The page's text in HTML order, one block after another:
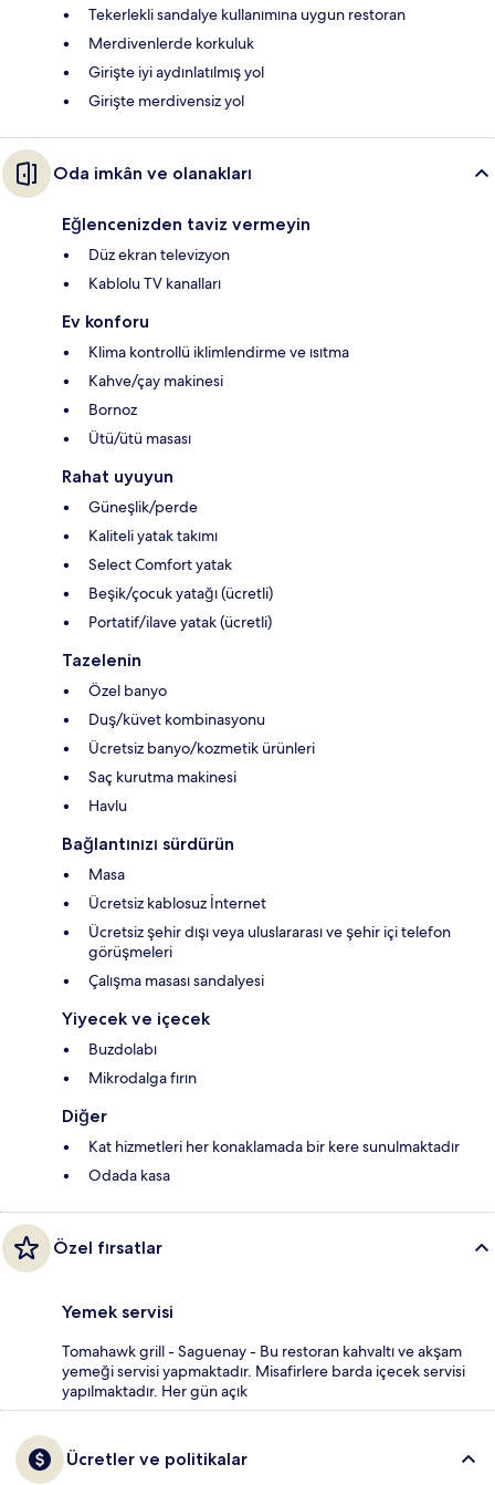
Tekerlekli sandalye kullanımına uygun restoran
Merdivenlerde korkuluk
Girişte iyi aydınlatılmış yol
Girişte merdivensiz yol
Oda imkân ve olanakları
Eğlencenizden taviz vermeyin
Düz ekran televizyon
Kablolu TV kanalları
Ev konforu
Klima kontrollü iklimlendirme ve ısıtma
Kahve/çay makinesi
Bornoz
Ütü/ütü masası
Rahat uyuyun
Güneşlik/perde
Kaliteli yatak takımı
Select Comfort yatak
Beşik/çocuk yatağı (ücretli)
Portatif/ilave yatak (ücretli)
Tazelenin
Özel banyo
Duş/küvet kombinasyonu
Ücretsiz banyo/kozmetik ürünleri
Saç kurutma makinesi
Havlu
Bağlantınızı sürdürün
Masa
Ücretsiz kablosuz İnternet
Ücretsiz şehir dışı veya uluslararası ve şehir içi telefon
görüşmeleri
Çalışma masası sandalyesi
Yiyecek ve içecek
Buzdolabı
Mikrodalga fırın
Diğer
Kat hizmetleri her konaklamada bir kere sunulmaktadır
Odada kasa
Özel fırsatlar
Yemek servisi
Tomahawk grill - Saguenay - Bu restoran kahvaltı ve akşam
yemeği servisi yapmaktadır. Misafirlere barda içecek servisi
yapılmaktadır. Her gün açık
Ücretler ve politikalar